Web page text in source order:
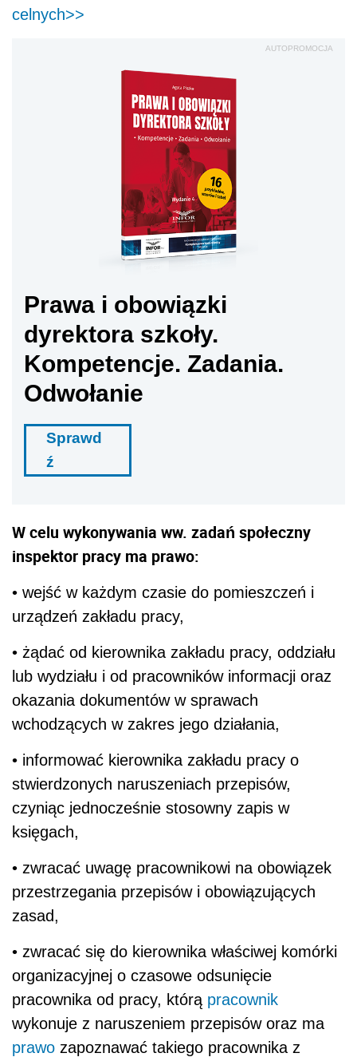
celnych>>
AUTOPROMOCJA
Prawa i obowiązki
dyrektora szkoły.
Kompetencje. Zadania.
Odwołanie
Sprawd
ź
W celu wykonywania ww. zadań społeczny
inspektor pracy ma prawo:
• wejść w każdym czasie do pomieszczeń i
urządzeń zakładu pracy,
• żądać od kierownika zakładu pracy, oddziału
lub wydziału i od pracowników informacji oraz
okazania dokumentów w sprawach
wchodzących w zakres jego działania,
• informować kierownika zakładu pracy o
stwierdzonych naruszeniach przepisów,
czyniąc jednocześnie stosowny zapis w
księgach,
• zwracać uwagę pracownikowi na obowiązek
przestrzegania przepisów i obowiązujących
zasad,
• zwracać się do kierownika właściwej komórki
organizacyjnej o czasowe odsunięcie
pracownika od pracy, którą pracownik
wykonuje z naruszeniem przepisów oraz ma
prawo zapoznawać takiego pracownika z